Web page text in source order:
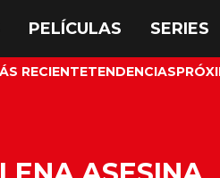
RECIENTETENDENCIAS